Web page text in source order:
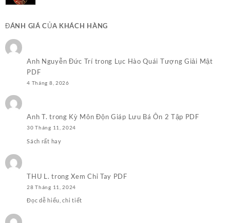
ĐÁNH GIÁ CỦA KHÁCH HÀNG
Anh Nguyễn Đức Trítrong Lục Hào Quái Tượng Giải Mật
PDF
4 Tháng 8, 2026
Anh T. trong Kỳ Môn Độn Giáp Lưu Bá Ôn 2 Tập PDF
30 Tháng 11, 2024
Sách rất hay
THU L. trongXem Chỉ Tay PDF
28 Tháng 11, 2024
Đọc dễ hiểu, chi tiết